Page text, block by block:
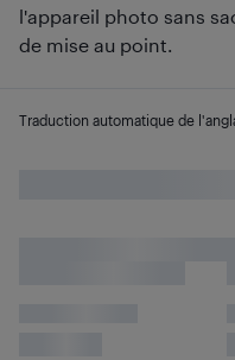
l'appareil photo sans
de mise au point.
Traduction automatique de